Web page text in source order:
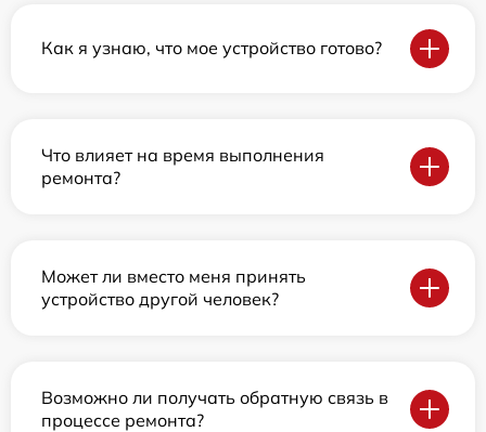
Как я узнаю, что мое устройство готово?
Что влияет на время выполнения
ремонта?
Может ли вместо меня принять
устройство другой человек?
Возможно ли получать обратную связь в
процессе ремонта?